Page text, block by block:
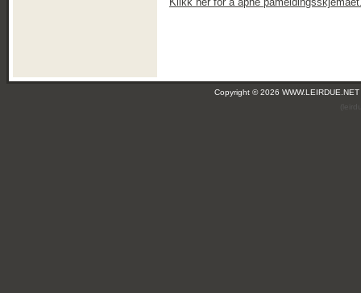
Copyright © 2026